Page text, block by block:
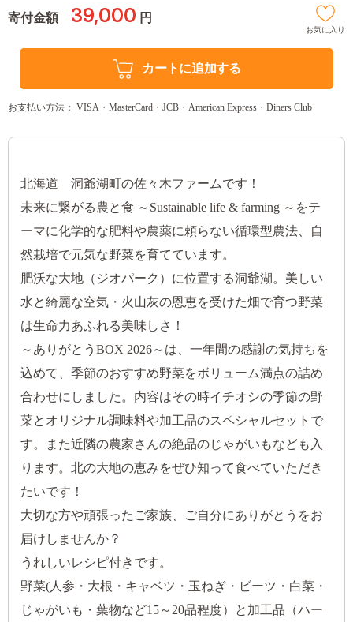
寄付金額 39,000 円
お気に入り
カートに追加する
お支払い方法： VISA・MasterCard・JCB・American Express・Diners Club
北海道 洞爺湖町の佐々木ファームです！
未来に繋がる農と食 ～Sustainable life & farming ～をテ
ーマに化学的な肥料や農薬に頼らない循環型農法、自
然栽培で元気な野菜を育てています。
肥沃な大地（ジオパーク）に位置する洞爺湖。美しい
水と綺麗な空気・火山灰の恩恵を受けた畑で育つ野菜
は生命力あふれる美味しさ！
～ありがとうBOX 2026～は、一年間の感謝の気持ちを
込めて、季節のおすすめ野菜をボリューム満点の詰め
合わせにしました。内容はその時イチオシの季節の野
菜とオリジナル調味料や加工品のスペシャルセットで
す。また近隣の農家さんの絶品のじゃがいもなども入
ります。北の大地の恵みをぜひ知って食べていただき
たいです！
大切な方や頑張ったご家族、ご自分にありがとうをお
届けしませんか？
うれしいレシピ付きです。
野菜(人参・大根・キャベツ・玉ねぎ・ビーツ・白菜・
じゃがいも・葉物など15～20品程度）と加工品（ハー